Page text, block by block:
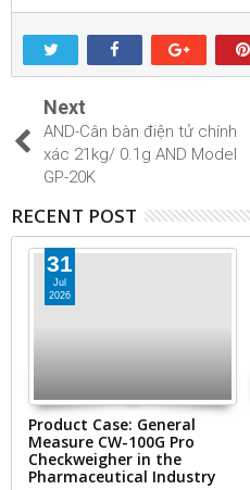
Next
AND-Cân bàn điện tử chính
xác 21kg/ 0.1g AND Model
GP-20K
RECENT POST
31
Jul
2026
Product Case: General
Measure CW-100G Pro
Checkweigher in the
Pharmaceutical Industry